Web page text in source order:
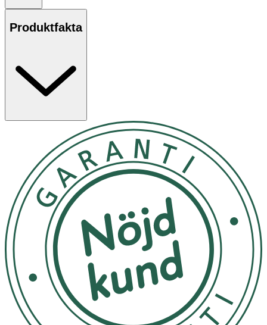
• Applicera morgon och/eller kväll, 2–3 gånger i veckan.
• Cicamed collagen boost mask kan användas som en
primer under smink.
• Hållbar 6 månader efter öppnad förpackning, förvaras i
Aloe barbadensis leaf juice (fuktgivare), aqua
(lösningsmedel), alcohol denat. (lösningsmedel), glycerin
(fuktbindande, vegetabiliskt ursprung), betaine
(fuktbindande, från sockerbeta), aesculus
hippocastanum seed extract (kastanjeextrakt), acacia
senegal gum (naturlig stabiliserare), hamamelis
virginiana leaf extract (trollhassel, lugnande,
mjukgörande), hydrolyzed rhizobian gum (konsistens-
och fuktgivare)), cetearyl olivate (emulgator, från oliv),
sorbitan olivate (emulgator, från oliv), plantago major
leaf extract (växtextrakt), camellia sinensis leaf extract
(grönt te, antioxidant), vitis vinifera seed oil (druvfröolja),
Produktfakta